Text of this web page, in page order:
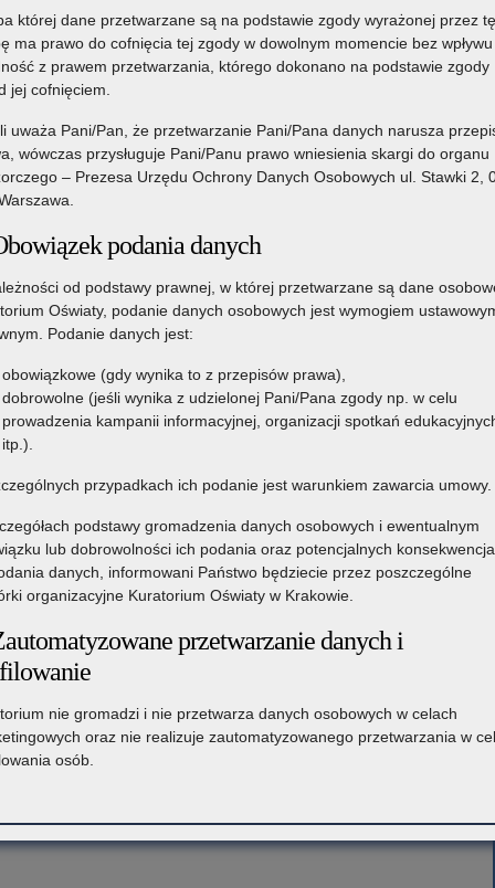
1
osobowych - zał. nr 1 do Protokołu
- zał. nr 2 do Protokołu
której dane przetwarzane są na podstawie zgody wyrażonej przez tę
ma prawo do cofnięcia tej zgody w dowolnym momencie bez
z prawem przetwarzania, którego dokonano na podstawie zgody
jej cofnięciem.
uważa Pani/Pan, że przetwarzanie Pani/Pana danych narusza
wówczas przysługuje Pani/Panu prawo wniesienia skargi do organu
– Prezesa Urzędu Ochrony Danych Osobowych ul. Stawki 2,
podania danych
od podstawy prawnej, w której przetwarzane są dane
Oświaty, podanie danych osobowych jest wymogiem
Podanie danych jest:
obowiązkowe (gdy wynika to z przepisów prawa),
dobrowolne (jeśli wynika z udzielonej Pani/Pana zgody np. w celu
prowadzenia kampanii informacyjnej, organizacji spotkań
itp.).
przypadkach ich podanie jest warunkiem zawarcia umowy.
podstawy gromadzenia danych osobowych i ewentualnym
lub dobrowolności ich podania oraz potencjalnych
danych, informowani Państwo będziecie przez poszczególne
organizacyjne Kuratorium Oświaty w Krakowie.
przetwarzanie danych i
nie gromadzi i nie przetwarza danych osobowych w celach
oraz nie realizuje zautomatyzowanego przetwarzania w
osób.